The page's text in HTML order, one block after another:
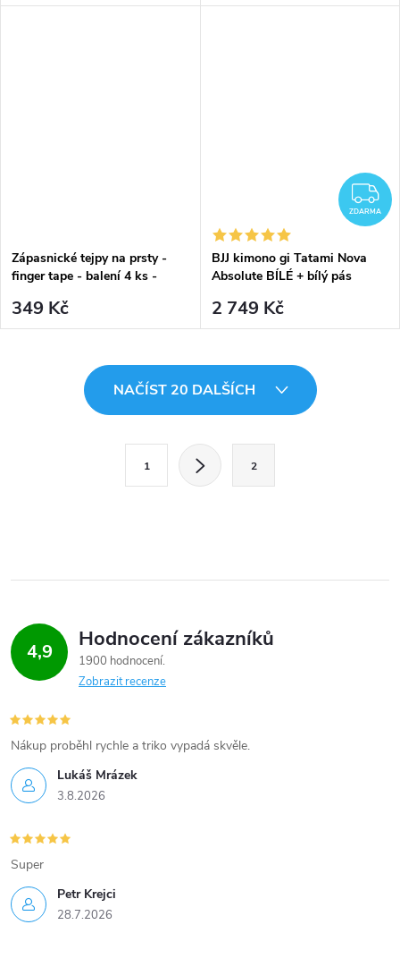
Zápasnické tejpy na prsty -
finger tape - balení 4 ks -
349 Kč
ZDARMA
BJJ kimono gi Tatami Nova
Absolute BÍLÉ + bílý pás
2 749 Kč
í
p
v
k
y
v
ý
p
NAČÍST 20 DALŠÍCH
k
v
á
n
1 2
4,9 Hodnocení zákazníků
1900 hodnocení
Zobrazit recenze
Lukáš Mrázek
3.8.2026
Nákup proběhl rychle a triko vypadá skvěle.
Petr Krejci
28.7.2026
Super